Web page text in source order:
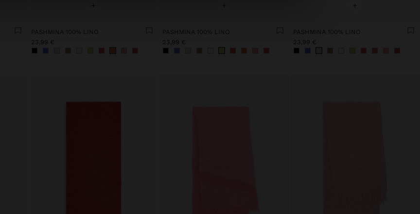
PASHMINA 100% LINO
23,99 €
PASHMINA 100% LINO
23,99 €
+
PASHMINA 100% LINO
23,99 €